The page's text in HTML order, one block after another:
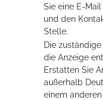
Sie eine E-
und den
Stelle.
Die
die Anzeige
Erstatten Sie
außerhalb
einem